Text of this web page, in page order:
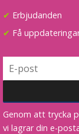
✔ Erbjudanden
✔ Få
Genom att trycka
vi lagrar din e-